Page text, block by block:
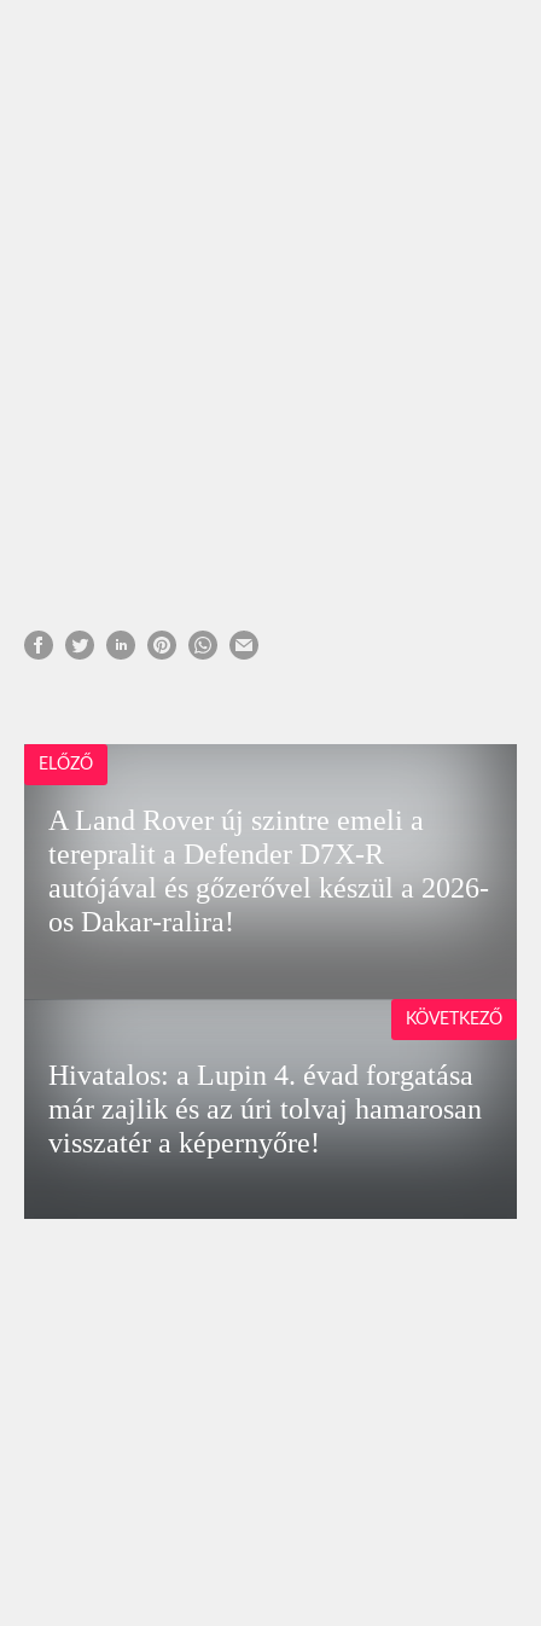
ELŐZŐ
A Land Rover új szintre emeli a
terepralit a Defender D7X-R
autójával és gőzerővel készül a 2026-
os Dakar-ralira!
Hivatalos: a Lupin 4. évad forgatása
már zajlik és az úri tolvaj hamarosan
visszatér a képernyőre!
KÖVETKEZŐ